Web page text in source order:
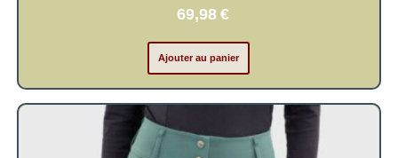
69,98 €
Ajouter au panier